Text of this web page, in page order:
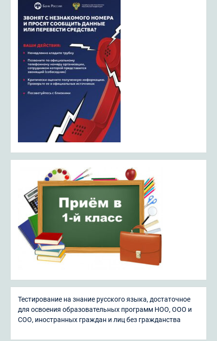
Тестирование на знание русского языка, достаточное
для освоения образовательных программ НОО, ООО и
СОО, иностранных граждан и лиц без гражданства